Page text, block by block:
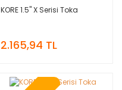
KORE 1.5'' X Serisi Toka
2.165,94 TL